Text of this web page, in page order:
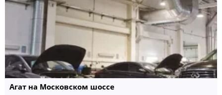
Агат на Московском шоссе